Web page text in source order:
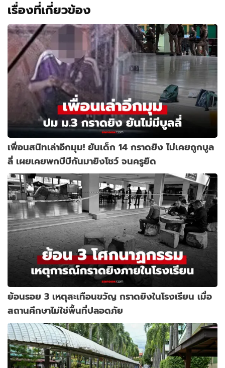
เรื่องที่เกี่ยวข้อง
เพื่อนสนิทเล่าอีกมุม! ยันเด็ก 14 กราดยิง ไม่เคยถูกบูล
ลี่ เผยเคยพกบีบีกันมายิงโชว์ จนครูยึด
ย้อนรอย 3 เหตุสะเทือนขวัญ กราดยิงในโรงเรียน เมื่อ
สถานศึกษาไม่ใช่พื้นที่ปลอดภัย